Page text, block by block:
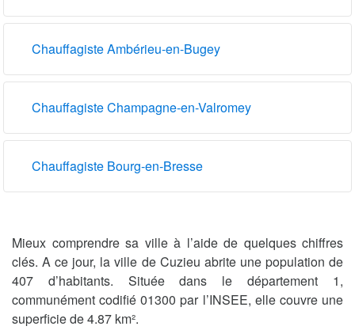
Chauffagiste Ambérieu-en-Bugey
Chauffagiste Champagne-en-Valromey
Chauffagiste Bourg-en-Bresse
Mieux comprendre sa ville à l’aide de quelques chiffres
clés. A ce jour, la ville de Cuzieu abrite une population de
407 d’habitants. Située dans le département 1,
communément codifié 01300 par l’INSEE, elle couvre une
superficie de 4.87 km².